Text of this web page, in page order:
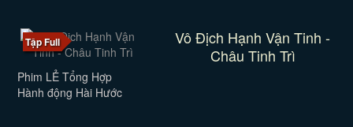
Tập Full
Vô Địch Hạnh Vận Tinh -
Châu Tinh Trì
Phim LẺ Tổng Hợp
Hành động Hài Hước